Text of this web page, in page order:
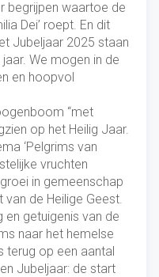
begrijpen waartoe de
Dei’ roept. En dit
Jubeljaar 2025 staan
We mogen in de
en hoopvol
“met
op het Heilig Jaar.
‘Pelgrims van
vruchten
in gemeenschap
de Heilige Geest.
en getuigenis van de
naar het hemelse
terug op een aantal
Jubeljaar: de start